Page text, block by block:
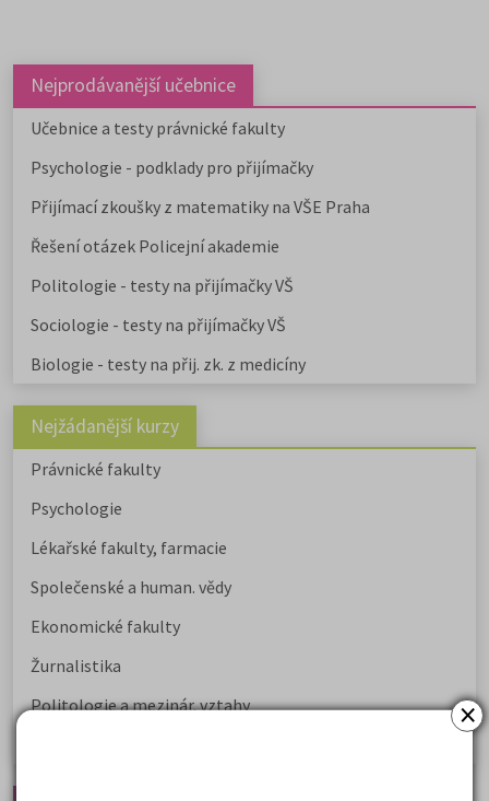
×
Nejprodávanější učebnice
Učebnice a testy právnické fakulty
Psychologie - podklady pro přijímačky
Přijímací zkoušky z matematiky na VŠE Praha
Řešení otázek Policejní akademie
Politologie - testy na přijímačky VŠ
Sociologie - testy na přijímačky VŠ
Biologie - testy na přij. zk. z medicíny
Nejžádanější kurzy
Právnické fakulty
Psychologie
Lékařské fakulty, farmacie
Společenské a human. vědy
Ekonomické fakulty
Žurnalistika
Politologie a mezinár. vztahy